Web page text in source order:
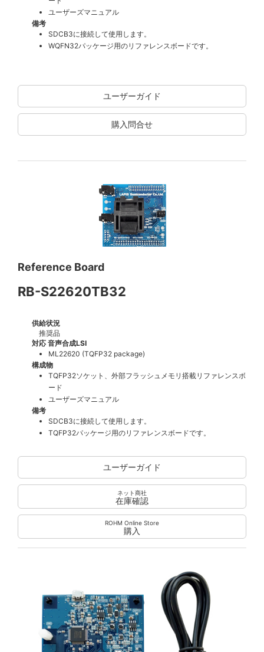
ユーザーズマニュアル
備考
SDCB3に接続して使用します。
WQFN32パッケージ用のリファレンスボードです。
ユーザーガイド
購入問合せ
Reference Board
RB-S22620TB32
供給状況
推奨品
対応 音声合成LSI
ML22620 (TQFP32 package)
構成物
TQFP32ソケット、外部フラッシュメモリ搭載リファレンスボ
ード
ユーザーズマニュアル
備考
SDCB3に接続して使用します。
TQFP32パッケージ用のリファレンスボードです。
ユーザーガイド
ネット商社
在庫確認
ROHM Online Store
購入